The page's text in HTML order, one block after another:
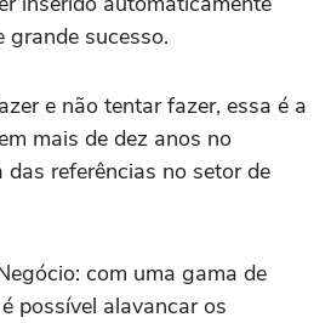
grande sucesso.
e não tentar fazer, essa é a
mais de dez anos no
das referências no setor de
com uma gama de
possível alavancar os